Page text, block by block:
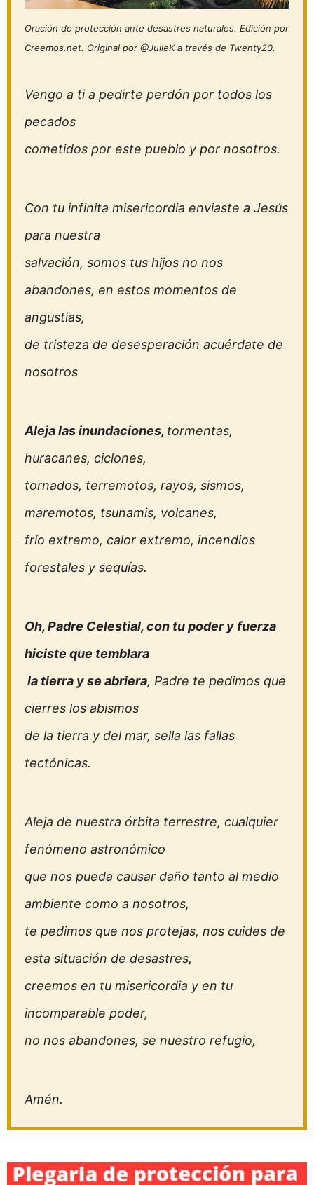
Oración de protección ante desastres naturales. Edición por
Creemos.net. Original por @JulieK a través de Twenty20.
Vengo a ti a pedirte perdón por todos los
pecados
cometidos por este pueblo y por nosotros.
Con tu infinita misericordia enviaste a Jesús
para nuestra
salvación, somos tus hijos no nos
abandones, en estos momentos de
angustias,
de tristeza de desesperación acuérdate de
nosotros
Aleja las inundaciones, tormentas,
huracanes, ciclones,
tornados, terremotos, rayos, sismos,
maremotos, tsunamis, volcanes,
frío extremo, calor extremo, incendios
forestales y sequías.
Oh, Padre Celestial, con tu poder y fuerza
hiciste que temblara
la tierra y se abriera, Padre te pedimos que
cierres los abismos
de la tierra y del mar, sella las fallas
tectónicas.
Aleja de nuestra órbita terrestre, cualquier
fenómeno astronómico
que nos pueda causar daño tanto al medio
ambiente como a nosotros,
te pedimos que nos protejas, nos cuides de
esta situación de desastres,
creemos en tu misericordia y en tu
incomparable poder,
no nos abandones, se nuestro refugio,
Amén.